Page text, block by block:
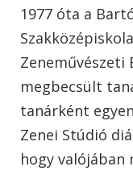
1977 óta a
Zeneművészeti
megbecsült
tanárként
Zenei Stúdió
hogy